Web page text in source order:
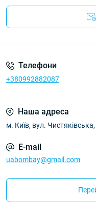
Телефони
+380992882087
Наша адреса
м. Київ, вул.
E-mail
uabombay@gmail.com